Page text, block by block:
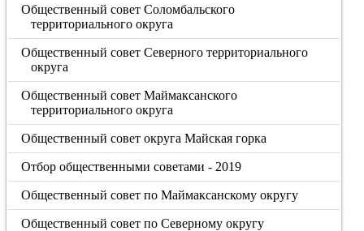
Общественный совет Соломбальского
территориального округа
Общественный совет Северного территориального
округа
Общественный совет Маймаксанского
территориального округа
Общественный совет округа Майская горка
Отбор общественными советами - 2019
Общественный совет по Маймаксанскому округу
Общественный совет по Северному округу